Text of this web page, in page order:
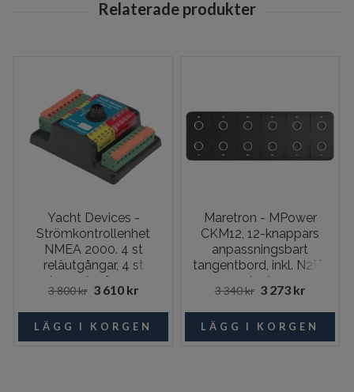
Yacht Devices -
Strömkontrollenhet
NMEA 2000. 4 st
reläutgångar, 4 st
knappingångar
3 800 kr 3 610 kr
Maretron - MPower
CKM12, 12-knappars
anpassningsbart
tangentbord, inkl. N2K-
adapter
3 340 kr 3 273 kr